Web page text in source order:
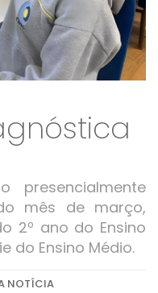
presencialmente
mês de março,
2º ano do Ensino
do Ensino Médio.
NOTÍCIA